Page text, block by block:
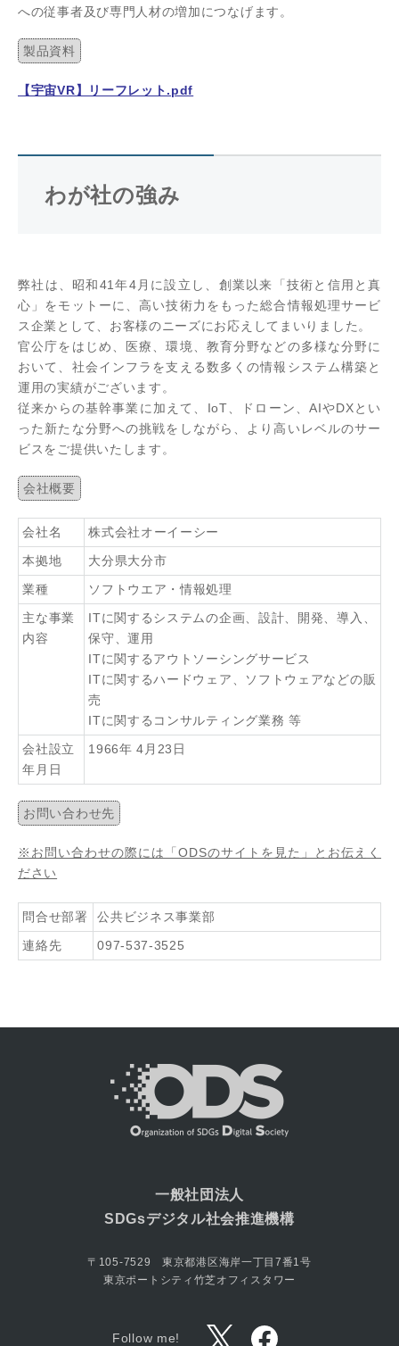
への従事者及び専門人材の増加につなげます。
製品資料
【宇宙VR】リーフレット.pdf
わが社の強み
弊社は、昭和41年4月に設立し、創業以来「技術と信用と真
心」をモットーに、高い技術力をもった総合情報処理サービ
ス企業として、お客様のニーズにお応えしてまいりました。
官公庁をはじめ、医療、環境、教育分野などの多様な分野に
おいて、社会インフラを支える数多くの情報システム構築と
運用の実績がございます。
従来からの基幹事業に加えて、IoT、ドローン、AIやDXとい
った新たな分野への挑戦をしながら、より高いレベルのサー
ビスをご提供いたします。
会社概要
会社名
株式会社オーイーシー
本拠地
大分県大分市
業種
ソフトウエア・情報処理
主な事業
内容
ITに関するシステムの企画、設計、開発、導入、
保守、運用
ITに関するアウトソーシングサービス
ITに関するハードウェア、ソフトウェアなどの販
売
ITに関するコンサルティング業務 等
会社設立
年月日
1966年 4月23日
お問い合わせ先
※お問い合わせの際には「ODSのサイトを見た」とお伝えく
ださい
問合せ部署
公共ビジネス事業部
連絡先
097-537-3525
一般社団法人
SDGsデジタル社会推進機構
〒105-7529 東京都港区海岸一丁目7番1号
東京ポートシティ竹芝オフィスタワー
Follow me!